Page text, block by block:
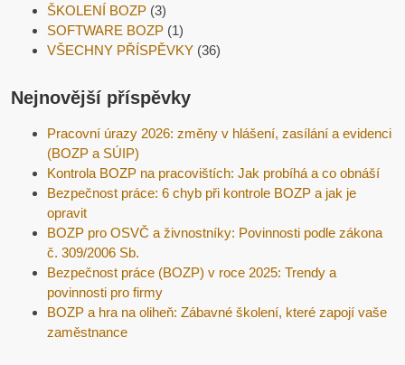
ŠKOLENÍ BOZP (3)
SOFTWARE BOZP (1)
VŠECHNY PŘÍSPĚVKY (36)
Nejnovější příspěvky
Pracovní úrazy 2026: změny v hlášení, zasílání a evidenci
(BOZP a SÚIP)
Kontrola BOZP na pracovištích: Jak probíhá a co obnáší
Bezpečnost práce: 6 chyb při kontrole BOZP a jak je
opravit
BOZP pro OSVČ a živnostníky: Povinnosti podle zákona
č. 309/2006 Sb.
Bezpečnost práce (BOZP) v roce 2025: Trendy a
povinnosti pro firmy
BOZP a hra na oliheň: Zábavné školení, které zapojí vaše
zaměstnance